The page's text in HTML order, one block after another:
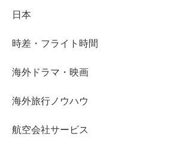
日本
時差・フライト時間
海外ドラマ・映画
海外旅行ノウハウ
航空会社サービス